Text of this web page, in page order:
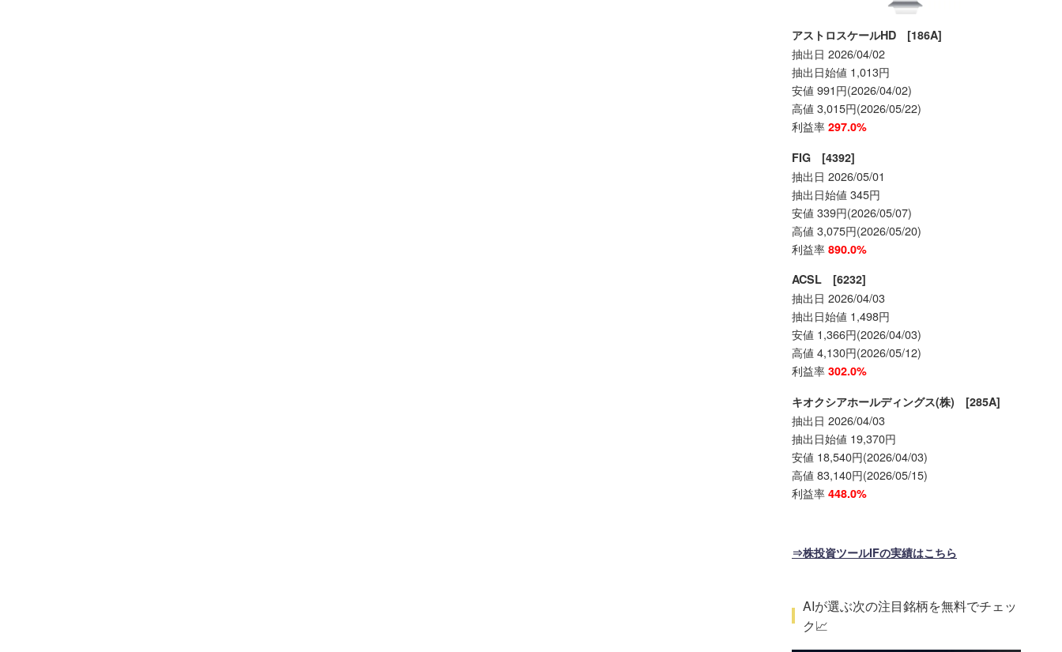
アストロスケールHD [186A]
抽出日 2026/04/02
抽出日始値 1,013円
安値 991円(2026/04/02)
高値 3,015円(2026/05/22)
利益率 297.0%
FIG [4392]
抽出日 2026/05/01
抽出日始値 345円
安値 339円(2026/05/07)
高値 3,075円(2026/05/20)
利益率 890.0%
ACSL [6232]
抽出日 2026/04/03
抽出日始値 1,498円
安値 1,366円(2026/04/03)
高値 4,130円(2026/05/12)
利益率 302.0%
キオクシアホールディングス(株) [285A]
抽出日 2026/04/03
抽出日始値 19,370円
安値 18,540円(2026/04/03)
高値 83,140円(2026/05/15)
利益率 448.0%
⇒株投資ツールIFの実績はこちら
AIが選ぶ次の注目銘柄を無料でチェッ
ク📈